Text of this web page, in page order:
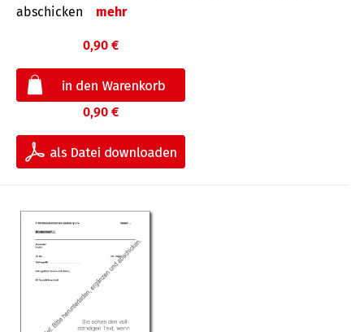
abschicken
mehr
0,90 €
0,90 €